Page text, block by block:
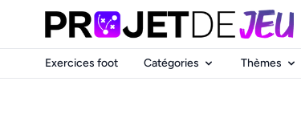
Exercices foot Catégories Thèmes